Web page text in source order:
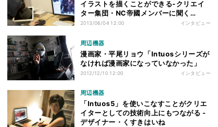
イラストを描くことができる-クリエイ
ター集団・NC帝國メンバーに聞く
「Intuos5」活用術
2013/06/04 12:00 インタビュー
周辺機器
漫画家・平尾リョウ「Intuosシリーズが
なければ漫画家になっていなかった」
2012/12/10 12:00 インタビュー
周辺機器
「Intuos5」を使いこなすことがクリエ
イターとしての技術向上にもつながる -
デザイナー・くすきはいね